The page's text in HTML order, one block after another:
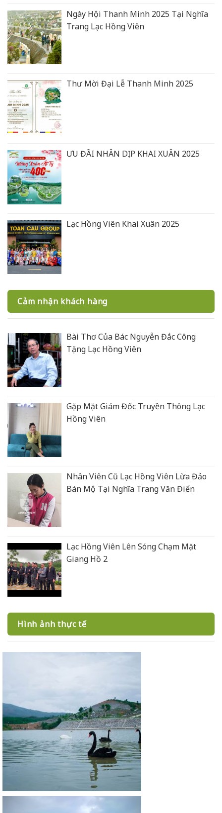
Ngày Hội Thanh Minh 2025 Tại Nghĩa
Trang Lạc Hồng Viên
Thư Mời Đại Lễ Thanh Minh 2025
ƯU ĐÃI NHÂN DỊP KHAI XUÂN 2025
Lạc Hồng Viên Khai Xuân 2025
Cảm nhận khách hàng
Bài Thơ Của Bác Nguyễn Đắc Công
Tặng Lạc Hồng Viên
Gặp Mặt Giám Đốc Truyền Thông Lạc
Hồng Viên
Nhân Viên Cũ Lạc Hồng Viên Lừa Đảo
Bán Mộ Tại Nghĩa Trang Văn Điển
Lạc Hồng Viên Lên Sóng Chạm Mặt
Giang Hồ 2
Hình ảnh thực tế